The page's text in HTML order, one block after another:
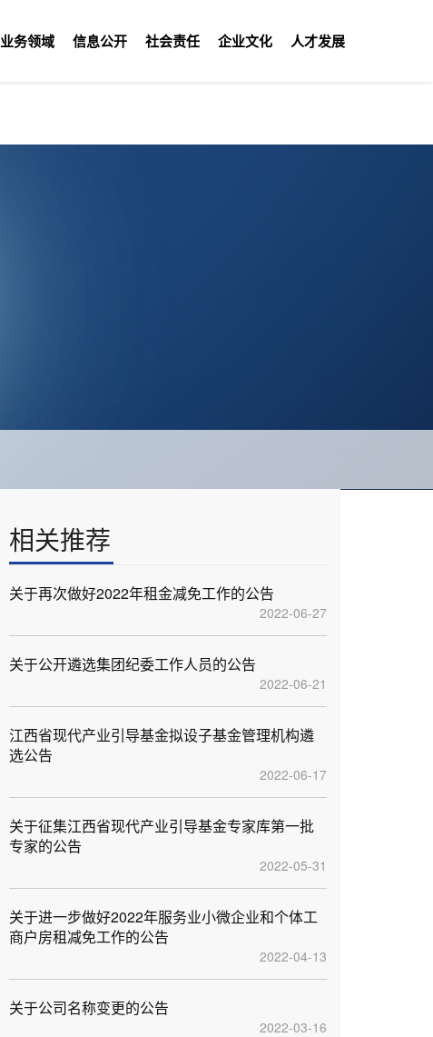
业务领域 信息公开 社会责任 企业文化 人才发展
相关推荐
关于再次做好2022年租金减免工作的公告
2022-06-27
关于公开遴选集团纪委工作人员的公告
2022-06-21
江西省现代产业引导基金拟设子基金管理机构遴
选公告
2022-06-17
关于征集江西省现代产业引导基金专家库第一批
专家的公告
2022-05-31
关于进一步做好2022年服务业小微企业和个体工
商户房租减免工作的公告
2022-04-13
关于公司名称变更的公告
2022-03-16